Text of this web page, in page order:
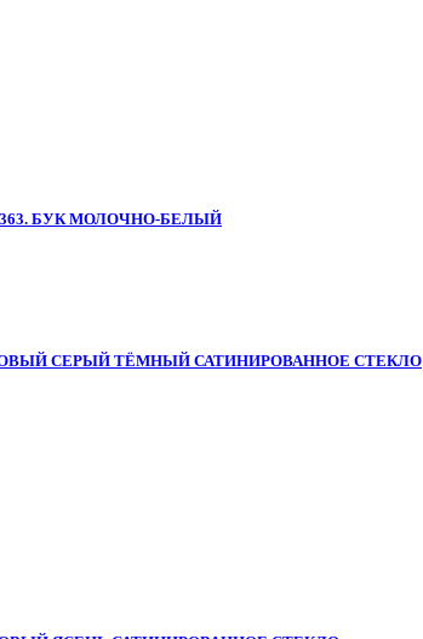
БУК МОЛОЧНО-БЕЛЫЙ
СЕРЫЙ ТЁМНЫЙ САТИНИРОВАННОЕ СТЕКЛО